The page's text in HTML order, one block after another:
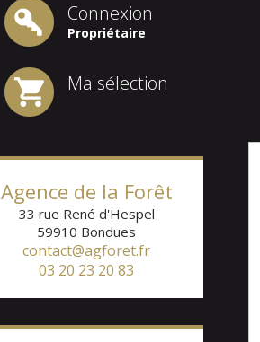
Connexion
Propriétaire
Ma sélection
Agence de la Forêt
33 rue René d'Hespel
59910 Bondues
contact@agforet.fr
03 20 23 20 83